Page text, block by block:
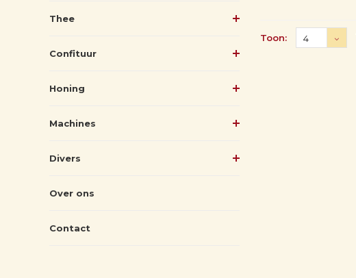
Thee
Confituur
Honing
Machines
Divers
Over ons
Contact
Toon: 4